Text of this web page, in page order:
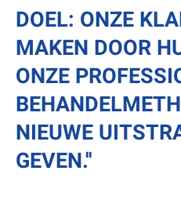
DOEL: ONZE
MAKEN DOOR
ONZE
NIEUWE
GEVEN.''